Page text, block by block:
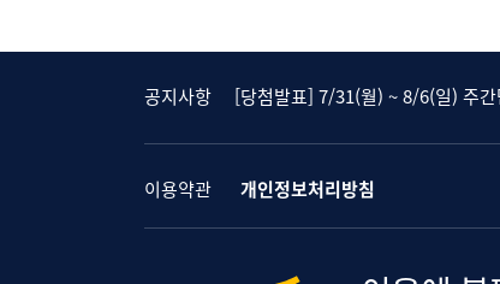
공지사항
[당첨발표] 7/31(월) ~ 8/6(일) 주
[당첨발표] 대나무숲에 속 시~원한
[당첨발표] 8/14(월) ~ 8/20(일) 주간
[당첨발표] 8/7(월) ~ 8/13(일) 주간
[당첨발표] 7/31(월) ~ 8/6(일) 주간
이용약관 개인정보처리방침